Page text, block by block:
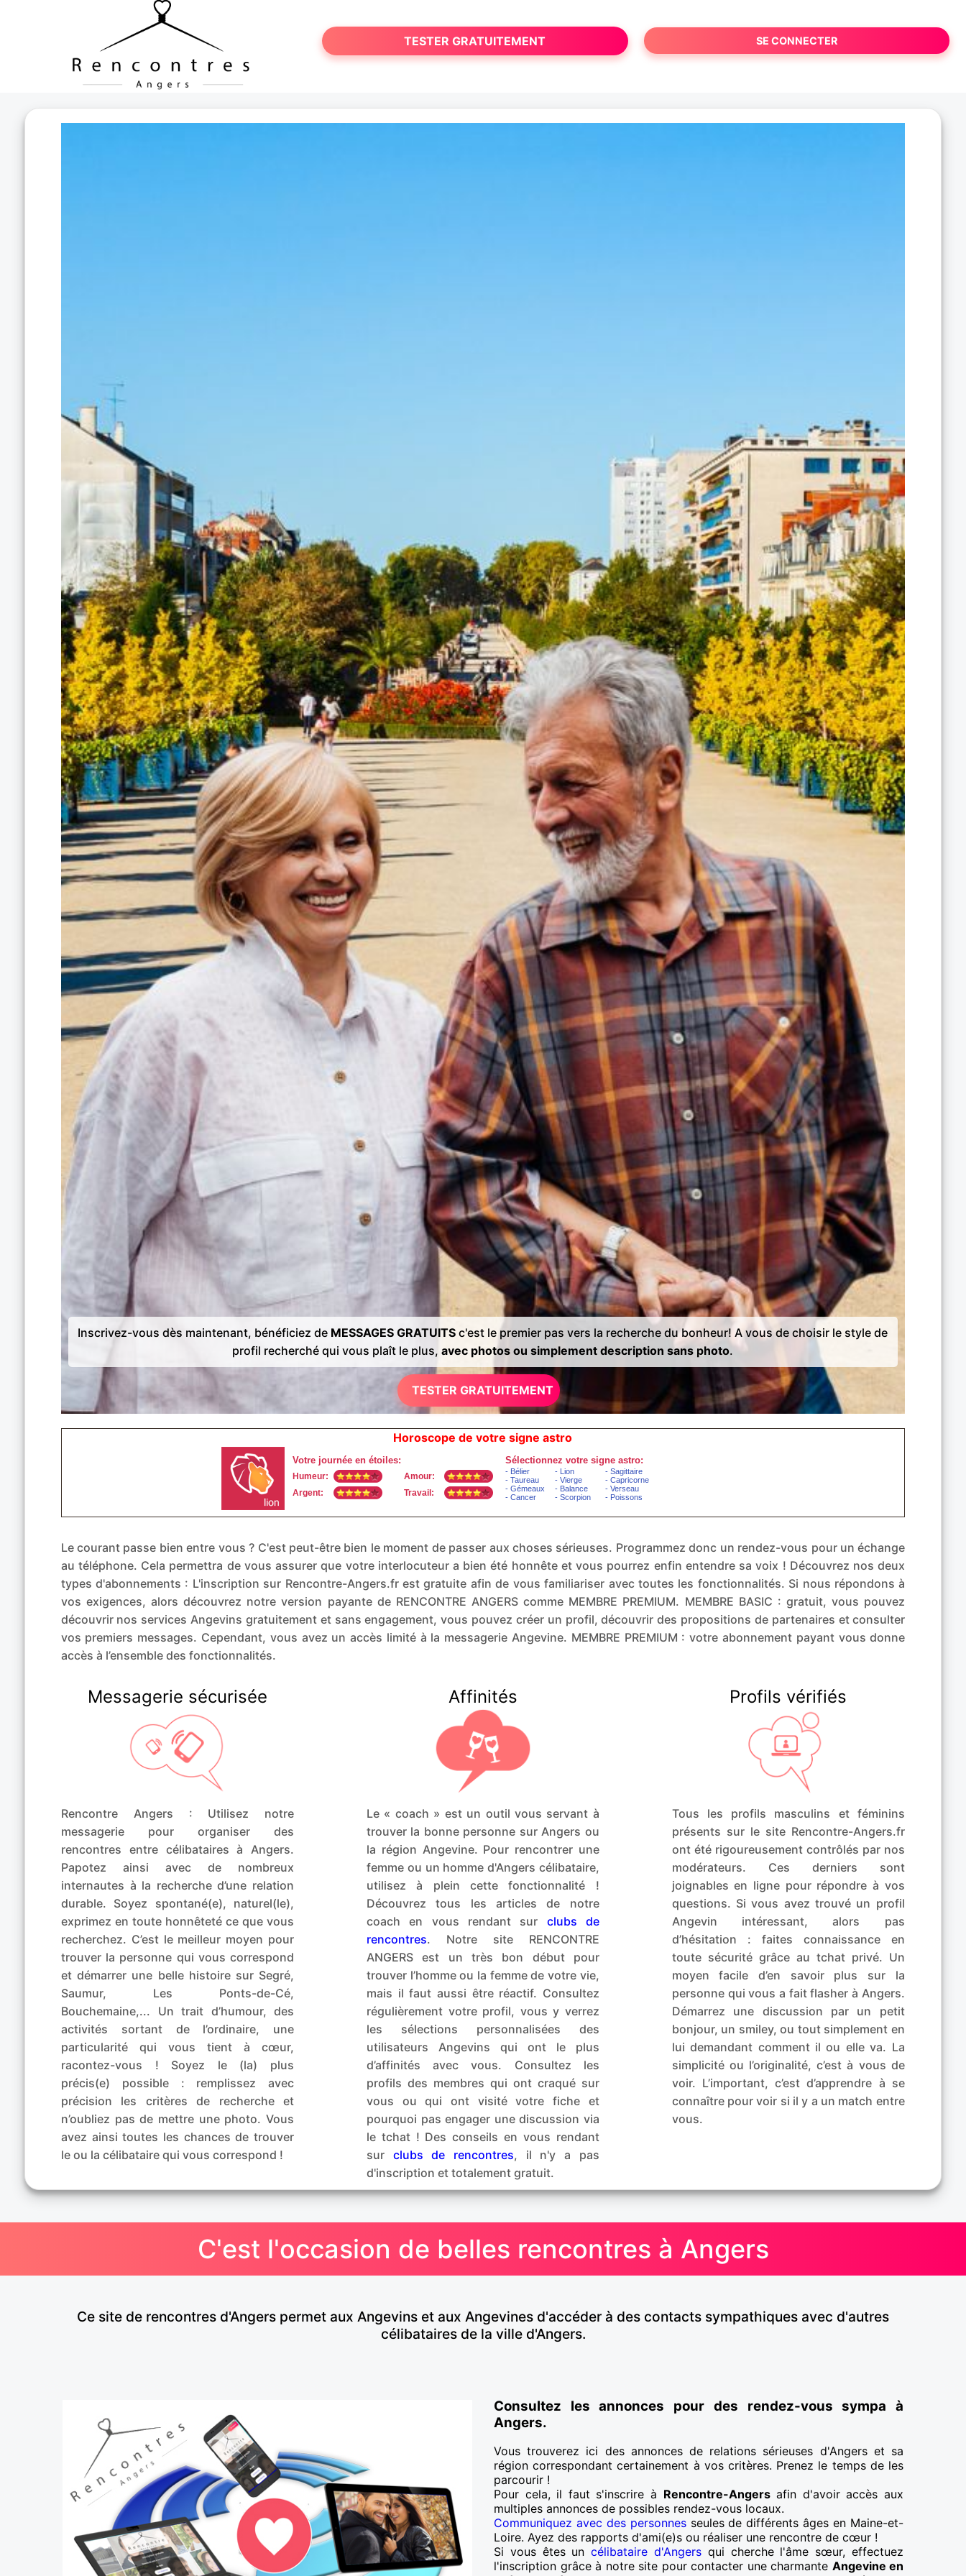
TESTER GRATUITEMENT SE CONNECTER
Inscrivez-vous dès maintenant, bénéficiez de MESSAGES GRATUITS c'est le premier pas vers la recherche du bonheur! A vous de choisir le style de
profil recherché qui vous plaît le plus,avec photos ou simplement description sans photo.
TESTER GRATUITEMENT
Horoscope de votre signe astro
Le courant passe bien entre vous ? C'est peut-être bien le moment de passer aux choses sérieuses. Programmez donc un rendez-vous pour un échange
au téléphone. Cela permettra de vous assurer que votre interlocuteur a bien été honnête et vous pourrez enfin entendre sa voix ! Découvrez nos deux
types d'abonnements : L'inscription sur Rencontre-Angers.fr est gratuite afin de vous familiariser avec toutes les fonctionnalités. Si nous répondons à
vos exigences, alors découvrez notre version payante de RENCONTRE ANGERS comme MEMBRE PREMIUM. MEMBRE BASIC : gratuit, vous pouvez
découvrir nos services Angevins gratuitement et sans engagement, vous pouvez créer un profil, découvrir des propositions de partenaires et consulter
vos premiers messages. Cependant, vous avez un accès limité à la messagerie Angevine. MEMBRE PREMIUM : votre abonnement payant vous donne
accès à l’ensemble des fonctionnalités.
Messagerie sécurisée
Rencontre Angers : Utilisez notre
messagerie pour organiser des
rencontres entre célibataires à Angers.
Papotez ainsi avec de nombreux
internautes à la recherche d’une relation
durable. Soyez spontané(e), naturel(le),
exprimez en toute honnêteté ce que vous
recherchez. C’est le meilleur moyen pour
trouver la personne qui vous correspond
et démarrer une belle histoire sur Segré,
Saumur, Les Ponts-de-Cé,
Bouchemaine,... Un trait d’humour, des
activités sortant de l’ordinaire, une
particularité qui vous tient à cœur,
racontez-vous ! Soyez le (la) plus
précis(e) possible : remplissez avec
précision les critères de recherche et
n’oubliez pas de mettre une photo. Vous
avez ainsi toutes les chances de trouver
le ou la célibataire qui vous correspond !
Affinités
Le « coach » est un outil vous servant à
trouver la bonne personne sur Angers ou
la région Angevine. Pour rencontrer une
femme ou un homme d'Angers célibataire,
utilisez à plein cette fonctionnalité !
Découvrez tous les articles de notre
coach en vous rendant sur clubs de
rencontres. Notre site RENCONTRE
ANGERS est un très bon début pour
trouver l’homme ou la femme de votre vie,
mais il faut aussi être réactif. Consultez
régulièrement votre profil, vous y verrez
les sélections personnalisées des
utilisateurs Angevins qui ont le plus
d’affinités avec vous. Consultez les
profils des membres qui ont craqué sur
vous ou qui ont visité votre fiche et
pourquoi pas engager une discussion via
le tchat ! Des conseils en vous rendant
sur clubs de rencontres, il n'y a pas
d'inscription et totalement gratuit.
Profils vérifiés
Tous les profils masculins et féminins
présents sur le site Rencontre-Angers.fr
ont été rigoureusement contrôlés par nos
modérateurs. Ces derniers sont
joignables en ligne pour répondre à vos
questions. Si vous avez trouvé un profil
Angevin intéressant, alors pas
d’hésitation : faites connaissance en
toute sécurité grâce au tchat privé. Un
moyen facile d’en savoir plus sur la
personne qui vous a fait flasher à Angers.
Démarrez une discussion par un petit
bonjour, un smiley, ou tout simplement en
lui demandant comment il ou elle va. La
simplicité ou l’originalité, c’est à vous de
voir. L’important, c’est d’apprendre à se
connaître pour voir si il y a un match entre
vous.
C'est l'occasion de belles rencontres à Angers
Ce site de rencontres d'Angers permet aux Angevins et aux Angevines d'accéder à des contacts sympathiques avec d'autres
célibataires de la ville d'Angers.
Consultez les annonces pour des rendez-vous sympa à
Angers.
Vous trouverez ici des annonces de relations sérieuses d'Angers et sa
région correspondant certainement à vos critères. Prenez le temps de les
parcourir !
Pour cela, il faut s'inscrire à Rencontre-Angersafin d'avoir accès aux
multiples annonces de possibles rendez-vous locaux.
Communiquez avec des personnesseules de différents âges en Maine-et-
Loire. Ayez des rapports d'ami(e)s ou réaliser une rencontre de cœur !
Si vous êtes uncélibataire d'Angers qui cherche l'âme sœur, effectuez
l'inscription grâce à notre site pour contacter une charmante Angevine en